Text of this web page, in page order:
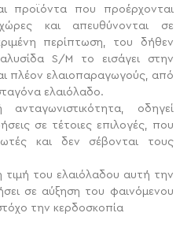
προϊόντα που προέρχονται
και απευθύνονται σε
περίπτωση, του δήθεν
S/M το εισάγει στην
πλέον ελαιοπαραγωγούς, από
ελαιόλαδο.
ανταγωνιστικότητα, οδηγεί
σε τέτοιες επιλογές, που
και δεν σέβονται τους
τιμή του ελαιόλαδου αυτή την
σε αύξηση του φαινόμενου
την κερδοσκοπία